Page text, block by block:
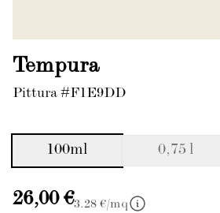
Tempura
Pittura #F1E9DD
100ml 0,75 l
26,00 €3.28 €/mq